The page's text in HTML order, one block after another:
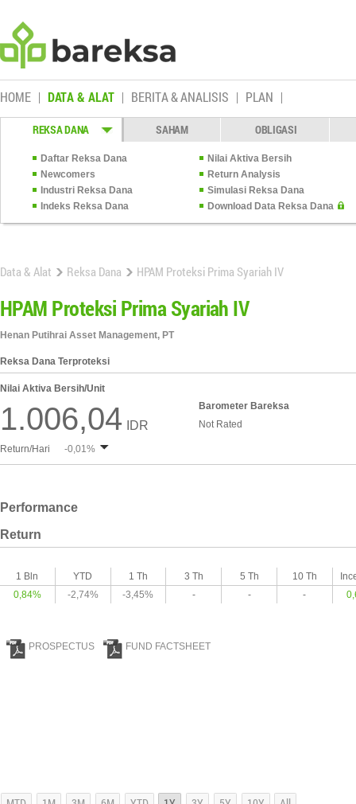
HOME DATA & ALAT BERITA & ANALISIS PLAN
REKSA DANA SAHAM OBLIGASI
Daftar Reksa Dana
Nilai Aktiva Bersih
Newcomers
Return Analysis
Industri Reksa Dana
Simulasi Reksa Dana
Indeks Reksa Dana
Download Data Reksa Dana
Data & Alat Reksa Dana HPAM Proteksi Prima Syariah IV
HPAM Proteksi Prima Syariah IV
Henan Putihrai Asset Management, PT
Reksa Dana Terproteksi
Nilai Aktiva Bersih/Unit
1.006,04 IDR
Barometer Bareksa
Not Rated
Return/Hari -0,01%
Performance
Return
1 Bln YTD 1 Th 3 Th 5 Th 10 Th
0,84%
-2,74% -3,45% - - -
PROSPECTUS FUND FACTSHEET